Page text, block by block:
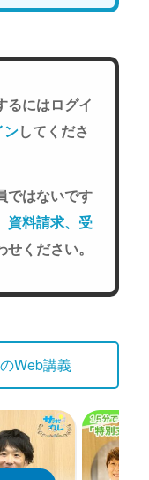
るにはログイ
ンしてくださ
ではないです
資料請求、受
ください。
Web講義